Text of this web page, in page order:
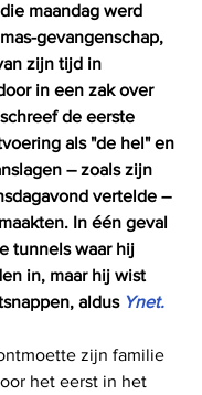
maandag werd
gevangenschap,
zijn tijd in
in een zak over
de eerste
als "de hel" en
– zoals zijn
vertelde –
In één geval
tunnels waar hij
in, maar hij wist
aldus Ynet.
zijn familie
het eerst in het